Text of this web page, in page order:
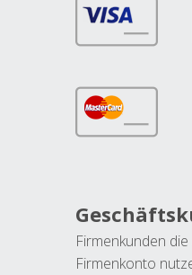
Firmenkunden
Firmenkonto